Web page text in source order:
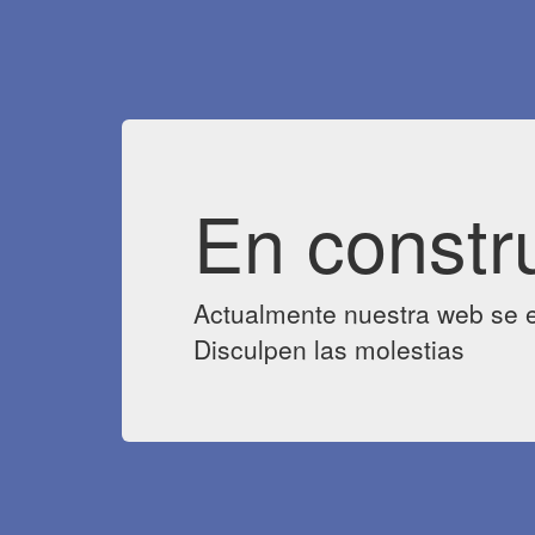
En
Actualmente nuestra web se
Disculpen las molestias